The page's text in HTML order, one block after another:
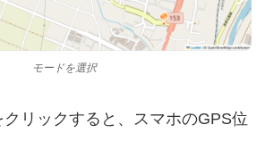
モードを選択
リックすると、スマホのGPS位